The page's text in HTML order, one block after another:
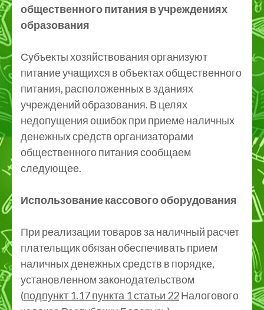
общественного питания в учреждениях
образования
Субъекты хозяйствования организуют
питание учащихся в объектах общественного
питания, расположенных в зданиях
учреждений образования. В целях
недопущения ошибок при приеме наличных
денежных средств организаторами
общественного питания сообщаем
следующее.
Использование кассового оборудования
При реализации товаров за наличный расчет
плательщик обязан обеспечивать прием
наличных денежных средств в порядке,
установленном законодательством
(подпункт 1.17 пункта 1 статьи 22Налогового